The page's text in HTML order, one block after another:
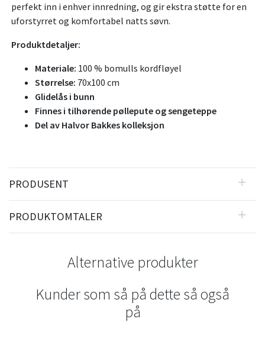
perfekt inn i enhver innredning, og gir ekstra støtte for en
uforstyrret og komfortabel natts søvn.
Produktdetaljer:
Materiale: 100 % bomulls kordfløyel
Størrelse: 70x100 cm
Glidelås i bunn
Finnes i tilhørende pøllepute og sengeteppe
Del av Halvor Bakkes kolleksjon
PRODUSENT
PRODUKTOMTALER
Alternative produkter
Kunder som så på dette så også
på